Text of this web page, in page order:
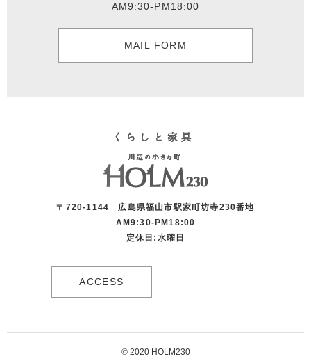
AM9:30-PM18:00
MAIL FORM
〒720-1144 広島県福山市駅家町坊寺230番地
AM9:30-PM18:00
定休日:水曜日
ACCESS
© 2020 HOLM230